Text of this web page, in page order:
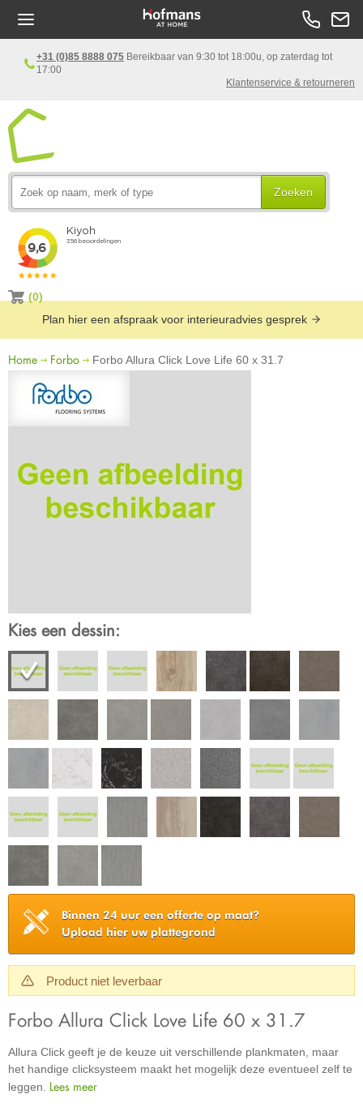
+31 (0)85 8888 075 Bereikbaar van 9:30 tot 18:00u, op zaterdag tot
17:00
Klantenservice & retourneren
Zoeken
(0)
Plan hier een afspraak voor interieuradvies gesprek
Home Forbo Forbo Allura Click Love Life 60 x 31.7
Kies een dessin:
Binnen 24 uur een offerte op maat?
Upload hier uw plattegrond
Product niet leverbaar
Forbo Allura Click Love Life 60 x 31.7
Allura Click geeft je de keuze uit verschillende plankmaten, maar
het handige clicksysteem maakt het mogelijk deze eventueel zelf te
leggen. Lees meer